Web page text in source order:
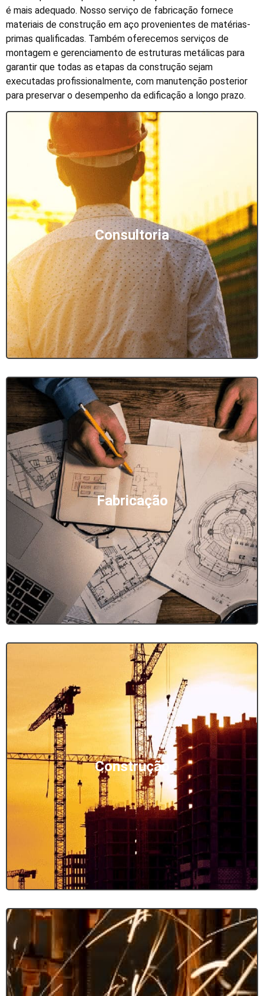
é mais adequado. Nosso serviço de fabricação fornece
materiais de construção em aço provenientes de matérias-
primas qualificadas. Também oferecemos serviços de
montagem e gerenciamento de estruturas metálicas para
garantir que todas as etapas da construção sejam
executadas profissionalmente, com manutenção posterior
para preservar o desempenho da edificação a longo prazo.
Consultoria
Fabricação
Construção